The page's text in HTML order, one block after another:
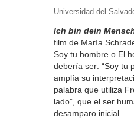
Universidad del
Ich bin dein
film de María
Soy tu hombre o El
debería ser: “Soy tu
amplía su
palabra que utiliza
lado”, que el ser
desamparo inicial.